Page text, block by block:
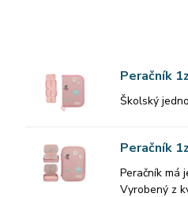
Peračník
Školský
Peračník
Peračník má
Vyrobený z